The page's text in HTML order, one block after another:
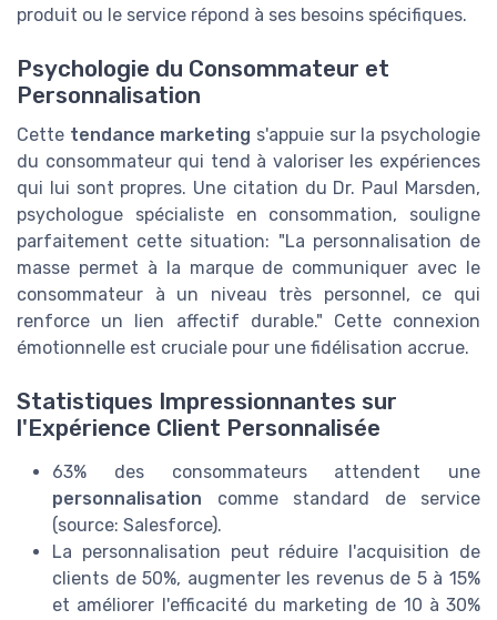
produit ou le service répond à ses besoins spécifiques.
Psychologie du Consommateur et
Personnalisation
Cette tendance marketing s'appuie sur la psychologie
du consommateur qui tend à valoriser les expériences
qui lui sont propres. Une citation du Dr. Paul Marsden,
psychologue spécialiste en consommation, souligne
parfaitement cette situation: "La personnalisation de
masse permet à la marque de communiquer avec le
consommateur à un niveau très personnel, ce qui
renforce un lien affectif durable." Cette connexion
émotionnelle est cruciale pour une fidélisation accrue.
Statistiques Impressionnantes sur
l'Expérience Client Personnalisée
63% des consommateurs attendent une
personnalisation comme standard de service
(source: Salesforce).
La personnalisation peut réduire l'acquisition de
clients de 50%, augmenter les revenus de 5 à 15%
et améliorer l'efficacité du marketing de 10 à 30%